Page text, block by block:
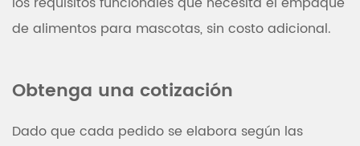
de alimentos para mascotas, sin costo adicional.
Obtenga una cotización
Dado que cada pedido se elabora según las